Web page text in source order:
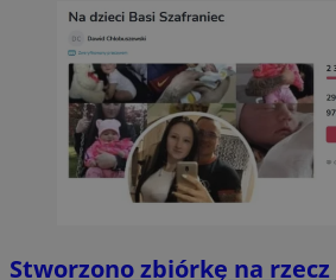
Stworzono zbiórkę na